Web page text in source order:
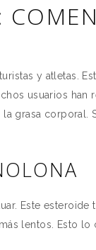
y atletas.
usuarios
grasa
Este
lentos. Esto